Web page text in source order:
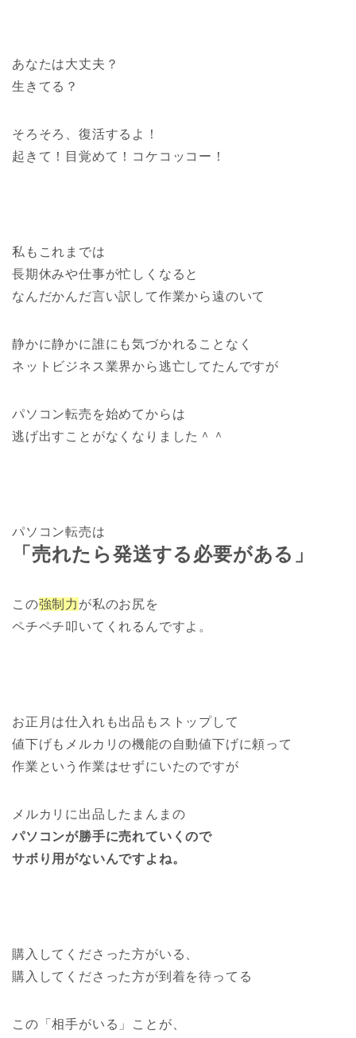
あなたは大丈夫？
生きてる？
そろそろ、復活するよ！
起きて！目覚めて！コケコッコー！
私もこれまでは
長期休みや仕事が忙しくなると
なんだかんだ言い訳して作業から遠のいて
静かに静かに誰にも気づかれることなく
ネットビジネス業界から逃亡してたんですが
パソコン転売を始めてからは
逃げ出すことがなくなりました＾＾
パソコン転売は
「売れたら発送する必要がある」
この強制力 が私のお尻を
ペチペチ叩いてくれるんですよ。
お正月は仕入れも出品もストップして
値下げもメルカリの機能の自動値下げに頼って
作業という作業はせずにいたのですが
メルカリに出品したまんまの
パソコンが勝手に売れていくので
サボり用がないんですよね。
購入してくださった方がいる、
購入してくださった方が到着を待ってる
この「相手がいる」ことが、